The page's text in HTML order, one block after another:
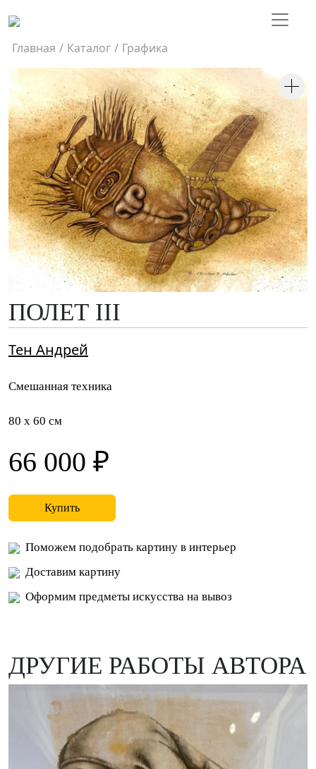
Главная / Каталог / Графика
ПОЛЕТ III
Тен Андрей
Смешанная техника
80 x 60 см
66 000 ₽
Купить
Поможем подобрать картину в интерьер
Доставим картину
Оформим предметы искусства на вывоз
ДРУГИЕ РАБОТЫ АВТОРА